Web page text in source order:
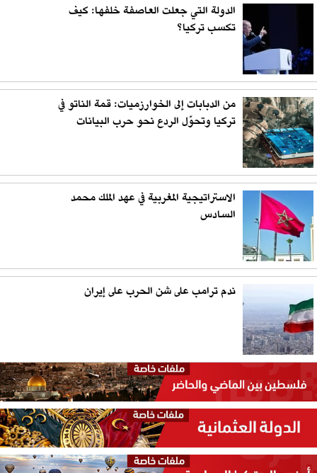
الدولة التي جعلت العاصفة خلفها: كيف
تكسب تركيا؟
من الدبابات إلى الخوارزميات: قمة الناتو في
تركيا وتحوّل الردع نحو حرب البيانات
الاستراتيجية المغربية في عهد الملك محمد
السادس
ندم ترامب على شن الحرب على إيران